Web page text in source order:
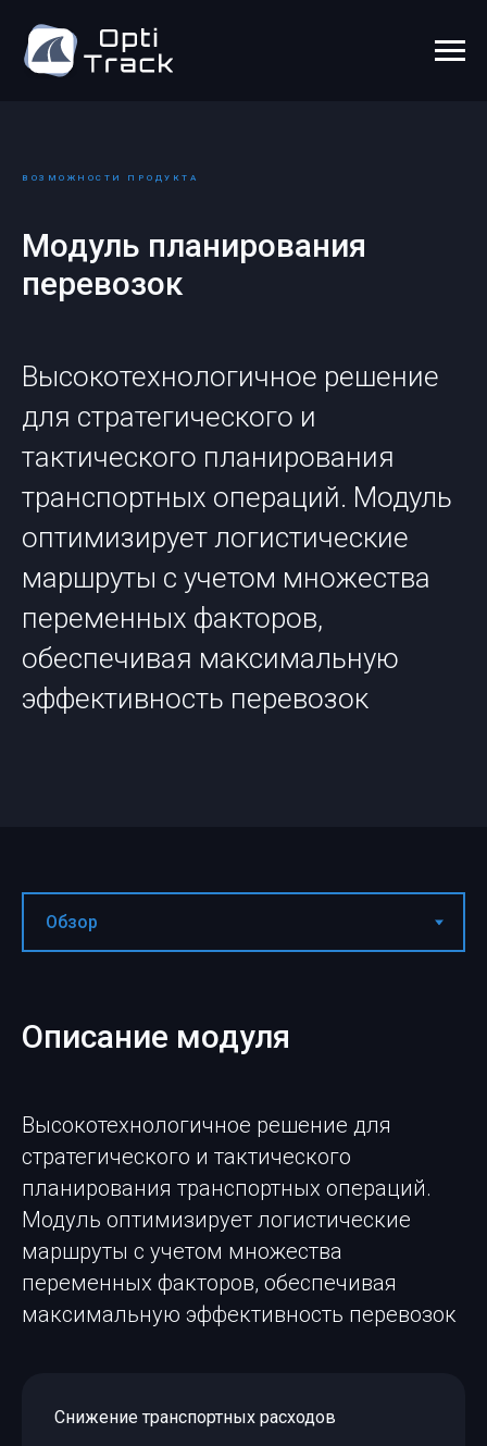
ВОЗМОЖНОСТИ ПРОДУКТА
Модуль планирования
перевозок
Высокотехнологичное решение
для стратегического и
тактического планирования
транспортных операций. Модуль
оптимизирует логистические
маршруты с учетом множества
переменных факторов,
обеспечивая максимальную
эффективность перевозок
Описание модуля
Высокотехнологичное решение для
стратегического и тактического
планирования транспортных операций.
Модуль оптимизирует логистические
маршруты с учетом множества
переменных факторов, обеспечивая
максимальную эффективность перевозок
Снижение транспортных расходов